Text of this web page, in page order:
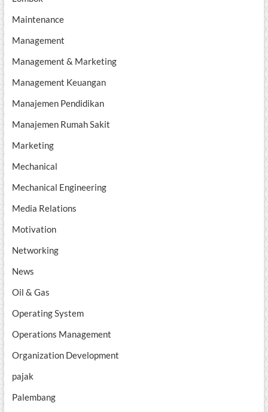
Maintenance
Management
Management & Marketing
Management Keuangan
Manajemen Pendidikan
Manajemen Rumah Sakit
Marketing
Mechanical
Mechanical Engineering
Media Relations
Motivation
Networking
News
Oil & Gas
Operating System
Operations Management
Organization Development
pajak
Palembang